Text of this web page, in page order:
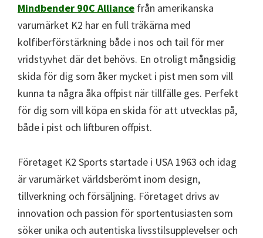
Mindbender 90C Alliance från amerikanska
varumärket K2 har en full träkärna med
kolfiberförstärkning både i nos och tail för mer
vridstyvhet där det behövs. En otroligt mångsidig
skida för dig som åker mycket i pist men som vill
kunna ta några åka offpist när tillfälle ges. Perfekt
för dig som vill köpa en skida för att utvecklas på,
både i pist och liftburen offpist.
Företaget K2 Sports startade i USA 1963 och idag
är varumärket världsberömt inom design,
tillverkning och försäljning. Företaget drivs av
innovation och passion för sportentusiasten som
söker unika och autentiska livsstilsupplevelser och